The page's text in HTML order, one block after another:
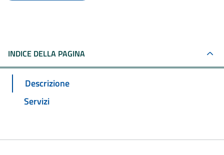
INDICE DELLA PAGINA
Descrizione
Servizi